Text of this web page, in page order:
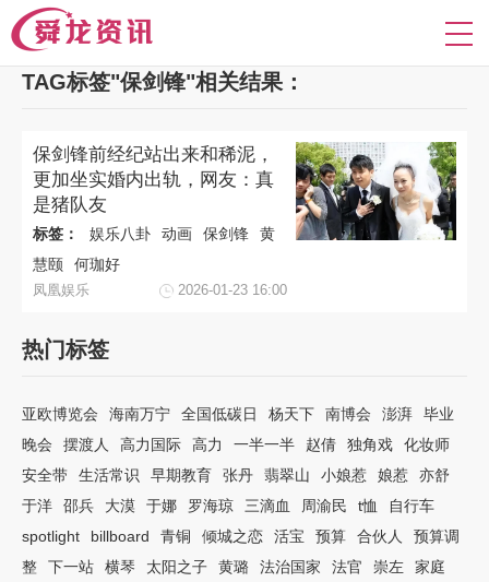
TAG标签"保剑锋"相关结果：
保剑锋前经纪站出来和稀泥，
更加坐实婚内出轨，网友：真
是猪队友
标签： 娱乐八卦 动画 保剑锋
黄
慧颐
何珈好
凤凰娱乐 2026-01-23 16:00
热门标签
亚欧博览会 海南万宁 全国低碳日 杨天下 南博会 澎湃
毕业
晚会
摆渡人 高力国际 高力 一半一半 赵倩 独角戏
化妆师
安全带
生活常识 早期教育 张丹 翡翠山 小娘惹 娘惹
亦舒
于洋
邵兵 大漠 于娜 罗海琼 三滴血 周渝民 t恤
自行车
spotlight
billboard 青铜 倾城之恋 活宝 预算 合伙人
预算调
整
下一站 横琴 太阳之子 黄璐 法治国家 法官 崇左
家庭